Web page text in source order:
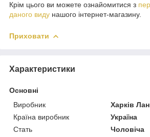
Крім цього ви можете ознайомитися з
даного виду нашого інтернет-магазину.
Приховати
Характеристики
Основні
Виробник
Харків
Країна виробник
Україна
Стать
Чоловіча